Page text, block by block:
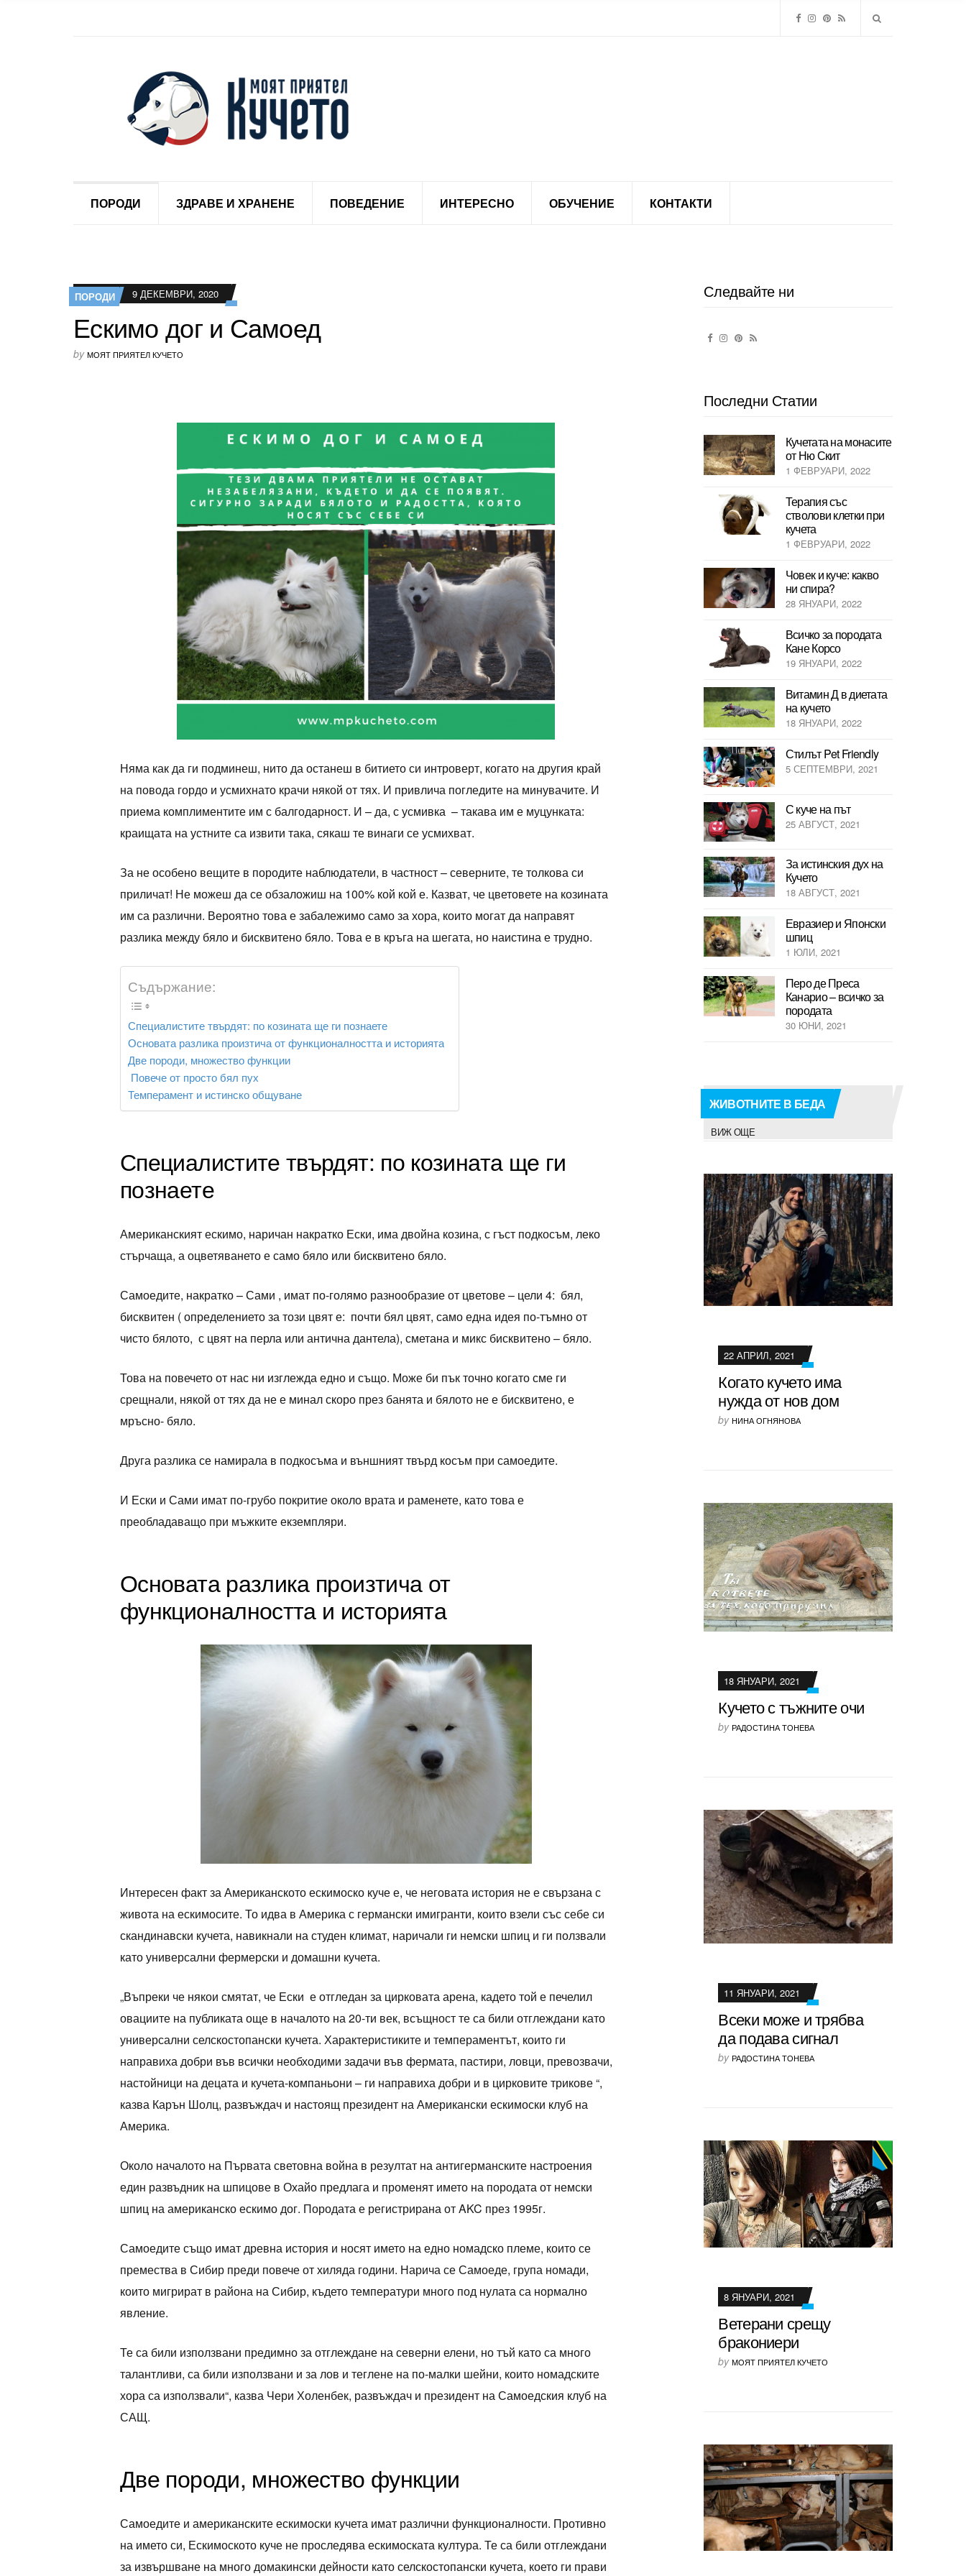
ПОРОДИ ЗДРАВЕ И ХРАНЕНЕ ПОВЕДЕНИЕ ИНТЕРЕСНО ОБУЧЕНИЕ КОНТАКТИ
ПОРОДИ 9 ДЕКЕМВРИ, 2020
Ескимо дог и Самоед
by МОЯТ ПРИЯТЕЛ КУЧЕТО
Няма как да ги подминеш, нито да останеш в битието си интроверт, когато на другия край
на повода гордо и усмихнато крачи някой от тях. И привлича погледите на минувачите. И
приема комплиментите им с балгодарност. И – да, с усмивка – такава им е муцунката:
краищата на устните са извити така, сякаш те винаги се усмихват.
За не особено вещите в породите наблюдатели, в частност – северните, те толкова си
приличат! Не можеш да се обзаложиш на 100% кой кой е. Казват, че цветовете на козината
им са различни. Вероятно това е забалежимо само за хора, които могат да направят
разлика между бяло и бисквитено бяло. Това е в кръга на шегата, но наистина е трудно.
Съдържание:
Специалистите твърдят: по козината ще ги познаете
Основата разлика произтича от функционалността и историята
Две породи, множество функции
Повече от просто бял пух
Темперамент и истинско общуване
Специалистите твърдят: по козината ще ги
познаете
Американският ескимо, наричан накратко Ески, има двойна козина, с гъст подкосъм, леко
стърчаща, а оцветяването е само бяло или бисквитено бяло.
Самоедите, накратко – Сами , имат по-голямо разнообразие от цветове – цели 4: бял,
бисквитен ( определението за този цвят е: почти бял цвят, само една идея по-тъмно от
чисто бялото, с цвят на перла или антична дантела), сметана и микс бисквитено – бяло.
Това на повечето от нас ни изглежда едно и също. Може би пък точно когато сме ги
срещнали, някой от тях да не е минал скоро през банята и бялото не е бисквитено, е
мръсно- бяло.
Друга разлика се намирала в подкосъма и външният твърд косъм при самоедите.
И Ески и Сами имат по-грубо покритие около врата и раменете, като това е
преобладаващо при мъжките екземпляри.
Основата разлика произтича от
функционалността и историята
Интересен факт за Американското ескимоско куче е, че неговата история не е свързана с
живота на ескимосите. То идва в Америка с германски имигранти, които взели със себе си
скандинавски кучета, навикнали на студен климат, наричали ги немски шпиц и ги ползвали
като универсални фермерски и домашни кучета.
„Въпреки че някои смятат, че Ески е отгледан за цирковата арена, кадето той е печелил
овациите на публиката още в началото на 20-ти век, всъщност те са били отглеждани като
универсални селскостопански кучета. Характеристиките и темпераментът, които ги
направиха добри във всички необходими задачи във фермата, пастири, ловци, превозвачи,
настойници на децата и кучета-компаньони – ги направиха добри и в цирковите трикове “,
казва Карън Шолц, развъждач и настоящ президент на Американски ескимоски клуб на
Америка.
Около началото на Първата световна война в резултат на антигерманските настроения
един развъдник на шпицове в Охайо предлага и променят името на породата от немски
шпиц на американско ескимо дог. Породата е регистрирана от AKC през 1995г.
Самоедите също имат древна история и носят името на едно номадско племе, които се
премества в Сибир преди повече от хиляда години. Нарича се Самоеде, група номади,
които мигрират в района на Сибир, където температури много под нулата са нормално
явление.
Те са били използвани предимно за отглеждане на северни елени, но тъй като са много
талантливи, са били използвани и за лов и теглене на по-малки шейни, които номадските
хора са използвали“, казва Чери Холенбек, развъждач и президент на Самоедския клуб на
САЩ.
Две породи, множество функции
Самоедите и американските ескимоски кучета имат различни функционалности. Противно
на името си, Ескимоското куче не проследява ескимоската култура. Те са били отглеждани
за извършване на много домакински дейности като селскостопански кучета, което ги прави
Следвайте ни
Последни Статии
Кучетата на монасите
от Ню Скит
1 ФЕВРУАРИ, 2022
Терапия със
стволови клетки при
кучета
1 ФЕВРУАРИ, 2022
Човек и куче: какво
ни спира?
28 ЯНУАРИ, 2022
Всичко за породата
Кане Корсо
19 ЯНУАРИ, 2022
Витамин Д в диетата
на кучето
18 ЯНУАРИ, 2022
Стилът Pet Friendly
5 СЕПТЕМВРИ, 2021
С куче на път
25 АВГУСТ, 2021
За истинския дух на
Кучето
18 АВГУСТ, 2021
Евразиер и Японски
шпиц
1 ЮЛИ, 2021
Перо де Преса
Канарио – всичко за
породата
30 ЮНИ, 2021
ЖИВОТНИТЕ В БЕДА
ВИЖ ОЩЕ
22 АПРИЛ, 2021
Когато кучето има
нужда от нов дом
by НИНА ОГНЯНОВА
18 ЯНУАРИ, 2021
Кучето с тъжните очи
by РАДОСТИНА ТОНЕВА
11 ЯНУАРИ, 2021
Всеки може и трябва
да подава сигнал
by РАДОСТИНА ТОНЕВА
8 ЯНУАРИ, 2021
Ветерани срещу
бракониери
by МОЯТ ПРИЯТЕЛ КУЧЕТО